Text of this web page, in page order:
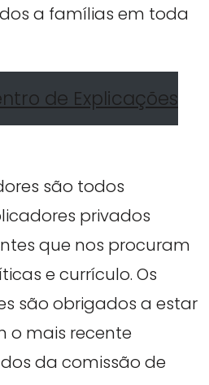
a famílias em toda
de Explicações
são todos
privados
que nos procuram
e currículo. Os
são obrigados a estar
o mais recente
da comissão de